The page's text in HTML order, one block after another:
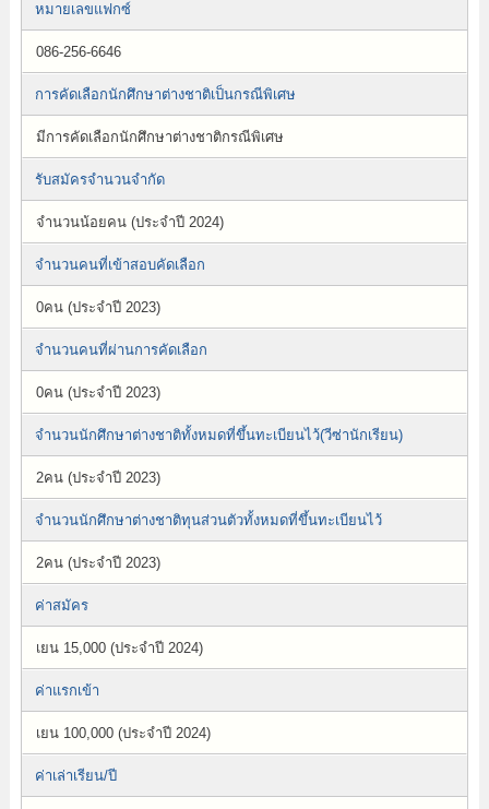
หมายเลขแฟกซ์
086-256-6646
การคัดเลือกนักศึกษาต่างชาติเป็นกรณีพิเศษ
มีการคัดเลือกนักศึกษาต่างชาติกรณีพิเศษ
รับสมัครจำนวนจำกัด
จำนวนน้อยคน (ประจำปี 2024)
จำนวนคนที่เข้าสอบคัดเลือก
0คน (ประจำปี 2023)
จำนวนคนที่ผ่านการคัดเลือก
0คน (ประจำปี 2023)
จำนวนนักศึกษาต่างชาติทั้งหมดที่ขึ้นทะเบียนไว้(วีซ่านักเรียน)
2คน (ประจำปี 2023)
จำนวนนักศึกษาต่างชาติทุนส่วนตัวทั้งหมดที่ขึ้นทะเบียนไว้
2คน (ประจำปี 2023)
ค่าสมัคร
เยน 15,000 (ประจำปี 2024)
ค่าแรกเข้า
เยน 100,000 (ประจำปี 2024)
ค่าเล่าเรียน/ปี